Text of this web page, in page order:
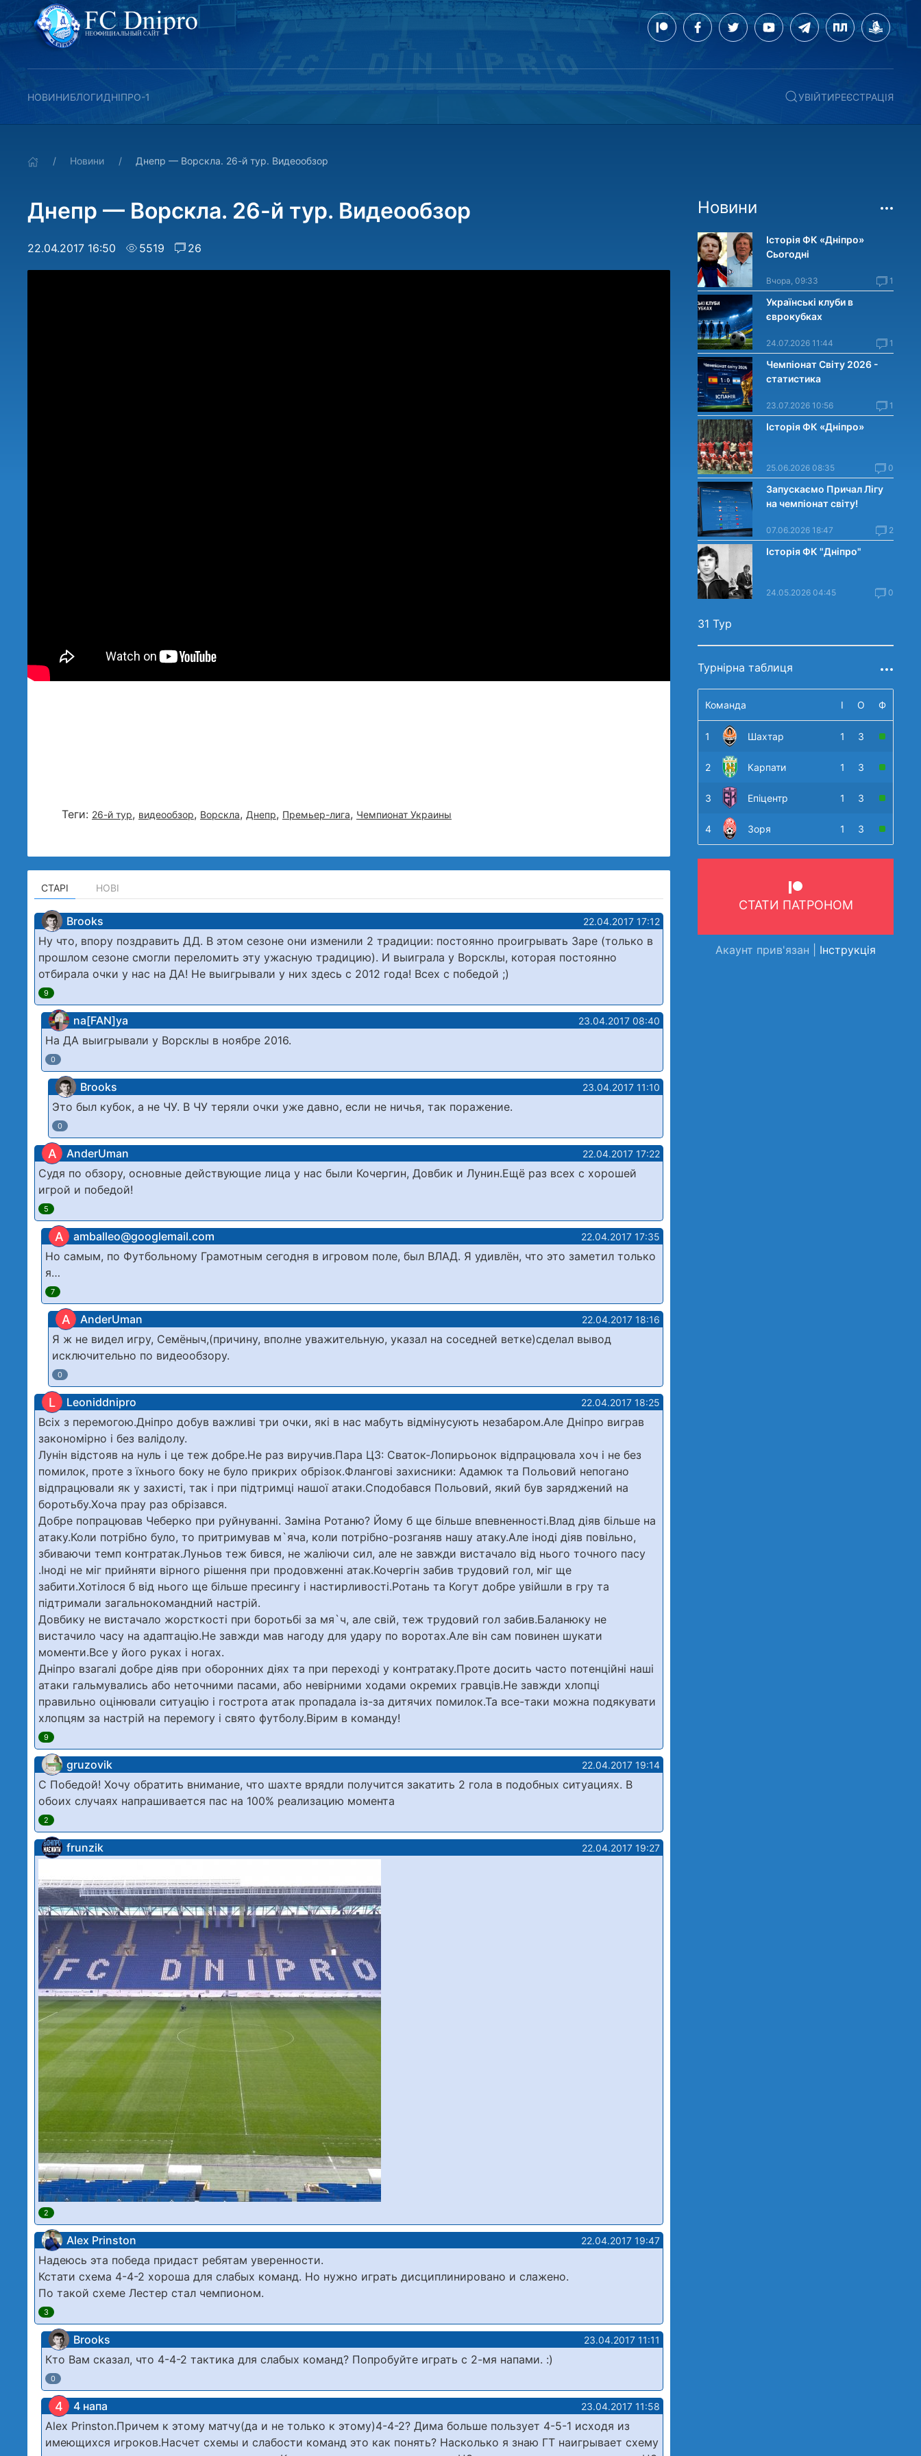
НОВИНИБЛОГИДНІПРО-1 УВІЙТИРЕЄСТРАЦІЯ
Новини Днепр — Ворскла. 26-й тур. Видеообзор
Днепр — Ворскла. 26-й тур. Видеообзор
22.04.2017 16:50 5519 26
Теги: 26-й тур, видеообзор, Ворскла, Днепр, Премьер-лига, Чемпионат Украины
СТАРІ НОВІ
Brooks 22.04.2017 17:12
Ну что, впору поздравить ДД. В этом сезоне они изменили 2 традиции: постоянно проигрывать Заре (только в
прошлом сезоне смогли переломить эту ужасную традицию). И выиграла у Ворсклы, которая постоянно
отбирала очки у нас на ДА! Не выигрывали у них здесь с 2012 года! Всех с победой ;)
9
na[FAN]ya 23.04.2017 08:40
На ДА выигрывали у Ворсклы в ноябре 2016.
0
Brooks 23.04.2017 11:10
Это был кубок, а не ЧУ. В ЧУ теряли очки уже давно, если не ничья, так поражение.
0
A AnderUman 22.04.2017 17:22
Судя по обзору, основные действующие лица у нас были Кочергин, Довбик и Лунин.Ещё раз всех с хорошей
игрой и победой!
5
A amballeo@googlemail.com 22.04.2017 17:35
Но самым, по Футбольному Грамотным сегодня в игровом поле, был ВЛАД. Я удивлён, что это заметил только
я…
7
A AnderUman 22.04.2017 18:16
Я ж не видел игру, Семёныч,(причину, вполне уважительную, указал на соседней ветке)сделал вывод
исключительно по видеообзору.
0
L Leoniddnipro 22.04.2017 18:25
Всіх з перемогою.Дніпро добув важливі три очки, які в нас мабуть відмінусують незабаром.Але Дніпро виграв
закономірно і без валідолу.
Лунін відстояв на нуль і це теж добре.Не раз виручив.Пара ЦЗ: Сваток-Лопирьонок відпрацювала хоч і не без
помилок, проте з їхнього боку не було прикрих обрізок.Флангові захисники: Адамюк та Польовий непогано
відпрацювали як у захисті, так і при підтримці нашої атаки.Сподобався Польовий, який був заряджений на
боротьбу.Хоча прау раз обрізався.
Добре попрацював Чеберко при руйнуванні. Заміна Ротаню? Йому б ще більше впевненності.Влад діяв більше на
атаку.Коли потрібно було, то притримував м`яча, коли потрібно-розганяв нашу атаку.Але іноді діяв повільно,
збиваючи темп контратак.Луньов теж бився, не жаліючи сил, але не завжди вистачало від нього точного пасу
.Іноді не міг прийняти вірного рішення при продовженні атак.Кочергін забив трудовий гол, міг ще
забити.Хотілося б від нього ще більше пресингу і настирливості.Ротань та Когут добре увійшли в гру та
підтримали загальнокомандний настрій.
Довбику не вистачало жорсткості при боротьбі за мя`ч, але свій, теж трудовий гол забив.Баланюку не
вистачило часу на адаптацію.Не завжди мав нагоду для удару по воротах.Але він сам повинен шукати
моменти.Все у його руках і ногах.
Дніпро взагалі добре діяв при оборонних діях та при переході у контратаку.Проте досить часто потенційні наші
атаки гальмувались або неточними пасами, або невірними ходами окремих гравців.Не завжди хлопці
правильно оцінювали ситуацію і гострота атак пропадала із-за дитячих помилок.Та все-таки можна подякувати
хлопцям за настрій на перемогу і свято футболу.Вірим в команду!
9
gruzovik 22.04.2017 19:14
С Победой! Хочу обратить внимание, что шахте врядли получится закатить 2 гола в подобных ситуациях. В
обоих случаях напрашивается пас на 100% реализацию момента
2
frunzik 22.04.2017 19:27
2
Alex Prinston 22.04.2017 19:47
Надеюсь эта победа придаст ребятам уверенности.
Кстати схема 4-4-2 хороша для слабых команд. Но нужно играть дисциплинировано и слажено.
По такой схеме Лестер стал чемпионом.
3
Brooks 23.04.2017 11:11
Кто Вам сказал, что 4-4-2 тактика для слабых команд? Попробуйте играть с 2-мя напами. :)
0
4 4 напа 23.04.2017 11:58
Alex Prinston.Причем к этому матчу(да и не только к этому)4-4-2? Дима больше пользует 4-5-1 исходя из
имеющихся игроков.Насчет схемы и слабости команд это как понять? Насколько я знаю ГТ наигрывает схему
Новини
Історія ФК «Дніпро»
Сьогодні
Вчора, 09:33 1
Українські клуби в
єврокубках
24.07.2026 11:44 1
Чемпіонат Світу 2026 -
статистика
23.07.2026 10:56 1
Історія ФК «Дніпро»
25.06.2026 08:35 0
Запускаємо Причал Лігу
на чемпіонат світу!
07.06.2026 18:47 2
Історія ФК "Дніпро"
24.05.2026 04:45 0
31 Тур
Турнірна таблиця
Команда І О Ф
1 Шахтар 1 3
2 Карпати 1 3
3 Епіцентр 1 3
4 Зоря 1 3
СТАТИ ПАТРОНОМ
Акаунт прив'язан | Інструкція